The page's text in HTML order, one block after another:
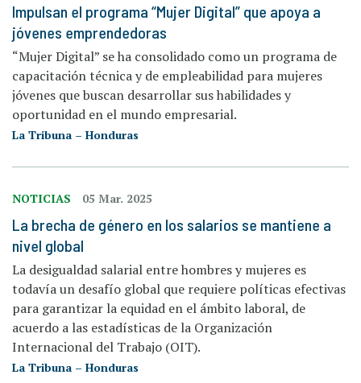
Impulsan el programa “Mujer Digital” que apoya a
jóvenes emprendedoras
“Mujer Digital” se ha consolidado como un programa de
capacitación técnica y de empleabilidad para mujeres
jóvenes que buscan desarrollar sus habilidades y
oportunidad en el mundo empresarial.
La Tribuna – Honduras
NOTICIAS 05 Mar. 2025
La brecha de género en los salarios se mantiene a
nivel global
La desigualdad salarial entre hombres y mujeres es
todavía un desafío global que requiere políticas efectivas
para garantizar la equidad en el ámbito laboral, de
acuerdo a las estadísticas de la Organización
Internacional del Trabajo (OIT).
La Tribuna – Honduras